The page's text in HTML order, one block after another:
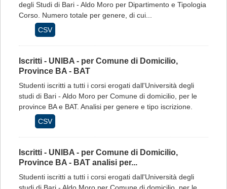
degli Studi di Bari - Aldo Moro per Dipartimento e Tipologia
Corso. Numero totale per genere, di cui...
CSV
Iscritti - UNIBA - per Comune di Domicilio,
Province BA - BAT
Studenti iscritti a tutti i corsi erogati dall'Università degli
studi di Bari - Aldo Moro per Comune di domicilio, per le
province BA e BAT. Analisi per genere e tipo iscrizione.
CSV
Iscritti - UNIBA - per Comune di Domicilio,
Province BA - BAT analisi per...
Studenti iscritti a tutti i corsi erogati dall'Università degli